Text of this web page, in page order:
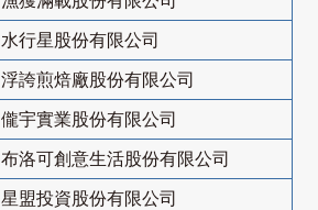
水行星股份有限公司
浮誇煎焙廠股份有限公司
儱宇實業股份有限公司
布洛可創意生活股份有限公司
星盟投資股份有限公司